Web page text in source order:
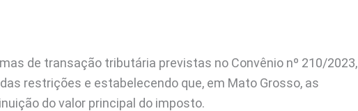
de transação tributária previstas no Convênio nº 210/2023,
restrições e estabelecendo que, em Mato Grosso, as
do valor principal do imposto.